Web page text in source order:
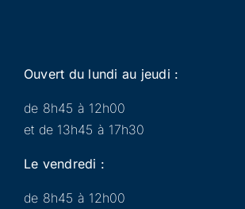
Ouvert du lundi au jeudi :
de 8h45 à 12h00
et de 13h45 à 17h30
Le vendredi :
de 8h45 à 12h00